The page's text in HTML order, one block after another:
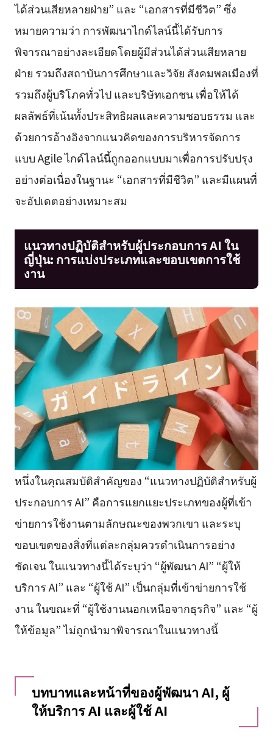
ได้ส่วนเสียหลายฝ่าย” และ “เอกสารที่มีชีวิต” ซึ่ง
หมายความว่า การพัฒนาไกด์ไลน์นี้ได้รับการ
พิจารณาอย่างละเอียดโดยผู้มีส่วนได้ส่วนเสียหลาย
ฝ่าย รวมถึงสถาบันการศึกษาและวิจัย สังคมพลเมืองที่
รวมถึงผู้บริโภคทั่วไป และบริษัทเอกชน เพื่อให้ได้
ผลลัพธ์ที่เน้นทั้งประสิทธิผลและความชอบธรรม และ
ด้วยการอ้างอิงจากแนวคิดของการบริหารจัดการ
แบบ Agile ไกด์ไลน์นี้ถูกออกแบบมาเพื่อการปรับปรุง
อย่างต่อเนื่องในฐานะ “เอกสารที่มีชีวิต” และมีแผนที่
จะอัปเดตอย่างเหมาะสม
แนวทางปฏิบัติสำหรับผู้ประกอบการ AI ใน
ญี่ปุ่น: การแบ่งประเภทและขอบเขตการใช้
งาน
หนึ่งในคุณสมบัติสำคัญของ “แนวทางปฏิบัติสำหรับผู้
ประกอบการ AI” คือการแยกแยะประเภทของผู้ที่เข้า
ข่ายการใช้งานตามลักษณะของพวกเขา และระบุ
ขอบเขตของสิ่งที่แต่ละกลุ่มควรดำเนินการอย่าง
ชัดเจน ในแนวทางนี้ได้ระบุว่า “ผู้พัฒนา AI” “ผู้ให้
บริการ AI” และ “ผู้ใช้ AI” เป็นกลุ่มที่เข้าข่ายการใช้
งาน ในขณะที่ “ผู้ใช้งานนอกเหนือจากธุรกิจ” และ “ผู้
ให้ข้อมูล” ไม่ถูกนำมาพิจารณาในแนวทางนี้
บทบาทและหน้าที่ของผู้พัฒนา AI, ผู้
ให้บริการ AI และผู้ใช้ AI